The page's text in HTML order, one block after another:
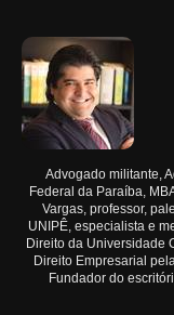
Advogado militante,
Federal da Paraíba,
Vargas, professor,
UNIPÊ, especialista e
Direito da Universidade
Direito Empresarial
Fundador do